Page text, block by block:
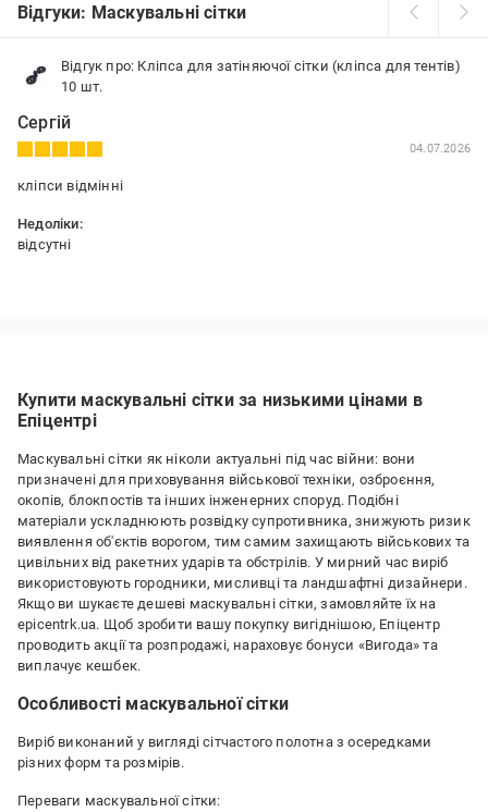
Відгуки: Маскувальні сітки
Відгук про: Кліпса для затіняючої сітки (кліпса для тентів)
10 шт.
Сергій
04.07.2026
кліпси відмінні
Недоліки:
відсутні
Купити маскувальні сітки за низькими цінами в
Епіцентрі
Маскувальні сітки як ніколи актуальні під час війни: вони
призначені для приховування військової техніки, озброєння,
окопів, блокпостів та інших інженерних споруд. Подібні
матеріали ускладнюють розвідку супротивника, знижують ризик
виявлення об'єктів ворогом, тим самим захищають військових та
цивільних від ракетних ударів та обстрілів. У мирний час виріб
використовують городники, мисливці та ландшафтні дизайнери.
Якщо ви шукаєте дешеві маскувальні сітки, замовляйте їх на
epicentrk.ua. Щоб зробити вашу покупку вигіднішою, Епіцентр
проводить акції та розпродажі, нараховує бонуси «Вигода» та
виплачує кешбек.
Особливості маскувальної сітки
Виріб виконаний у вигляді сітчастого полотна з осередками
різних форм та розмірів.
Переваги маскувальної сітки: